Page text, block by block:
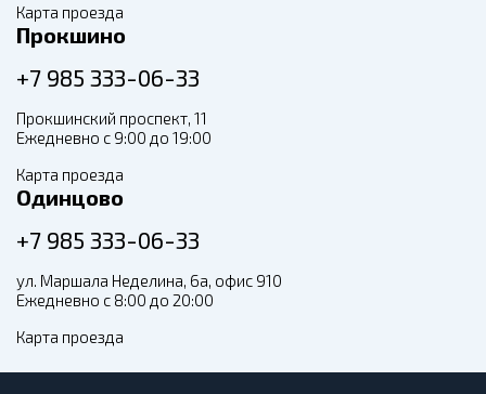
Карта проезда
Прокшино
+7 985 333-06-33
Прокшинский проспект, 11
Ежедневно с 9:00 до 19:00
Карта проезда
Одинцово
+7 985 333-06-33
ул. Маршала Неделина, 6а, офис 910
Ежедневно с 8:00 до 20:00
Карта проезда